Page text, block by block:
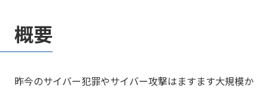
概要
昨今のサイバー犯罪やサイバー攻撃はますます大規模か